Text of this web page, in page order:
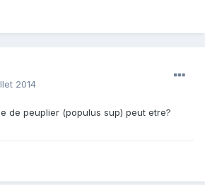
2014
de peuplier (populus sup) peut etre?